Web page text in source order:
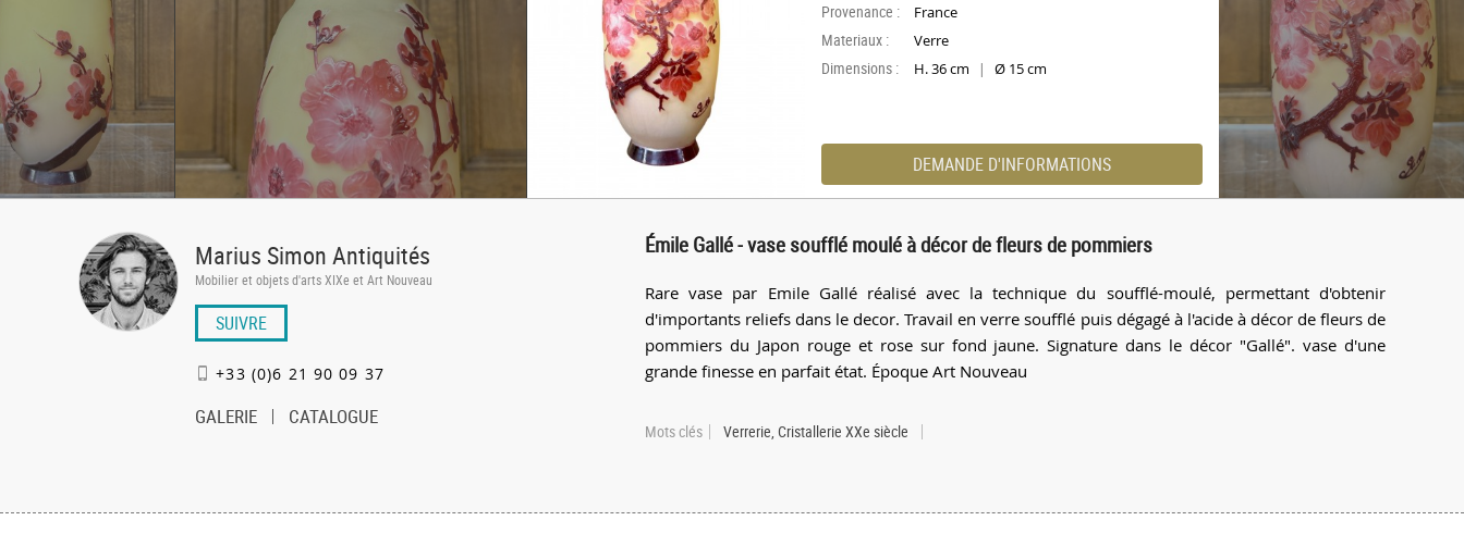
Provenance : France
Materiaux : Verre
Dimensions : H. 36 cm | Ø 15 cm
DEMANDE D'INFORMATIONS
Marius Simon Antiquités
Mobilier et objets d'arts XIXe et Art Nouveau
SUIVRE
+33 (0)6 21 90 09 37
GALERIE CATALOGUE
Émile Gallé - vase soufflé moulé à décor de fleurs de pommiers
Rare vase par Emile Gallé réalisé avec la technique du soufflé-moulé, permettant d'obtenir
d'importants reliefs dans le decor. Travail en verre soufflé puis dégagé à l'acide à décor de fleurs de
pommiers du Japon rouge et rose sur fond jaune. Signature dans le décor "Gallé". vase d'une
grande finesse en parfait état. Époque Art Nouveau
Mots clés Verrerie, Cristallerie XXe siècle